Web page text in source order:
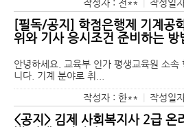
작성자 : 전**
작성일
[필독/공지] 학점은행제 기계공
위와 기사 응시조건 준비하는 방
안녕하세요. 교육부 인가 평생교육원 소속
니다. 기계 분야로 취...
작성자 : 한**
작성일
<공지> 김제 사회복지사 2급 온